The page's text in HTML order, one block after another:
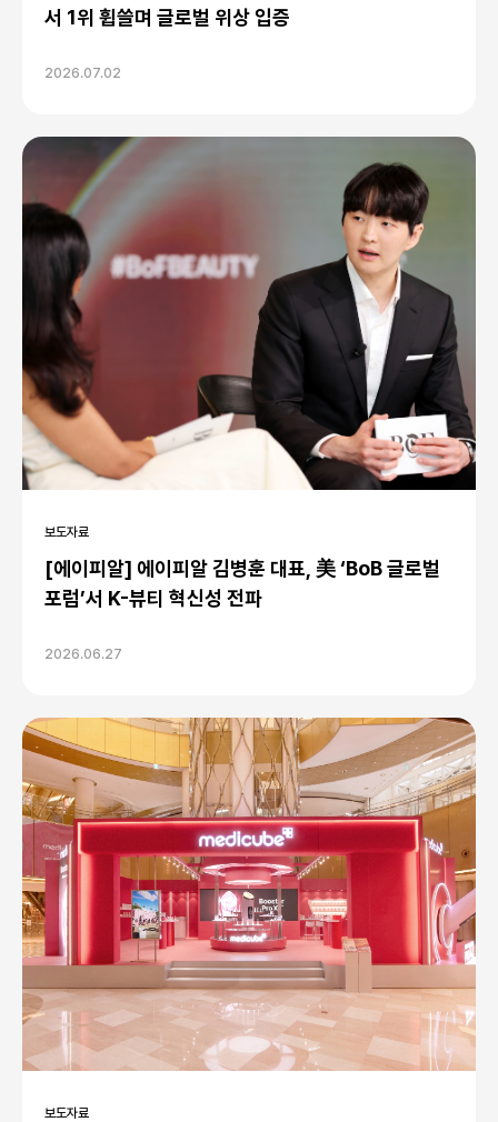
서 1위 휩쓸며 글로벌 위상 입증
2026.07.02
보도자료
[에이피알] 에이피알 김병훈 대표, 美 ‘BoB 글로벌
포럼’서 K-뷰티 혁신성 전파
2026.06.27
보도자료